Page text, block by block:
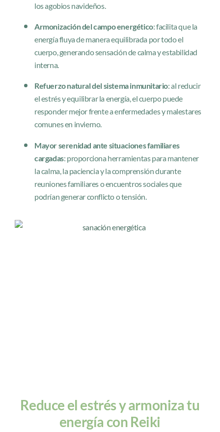
los agobios navideños.
Armonización del campo energético: facilita que la
energía fluya de manera equilibrada por todo el
cuerpo, generando sensación de calma y estabilidad
interna.
Refuerzo natural del sistema inmunitario: al reducir
el estrés y equilibrar la energía, el cuerpo puede
responder mejor frente a enfermedades y malestares
comunes en invierno.
Mayor serenidad ante situaciones familiares
cargadas: proporciona herramientas para mantener
la calma, la paciencia y la comprensión durante
reuniones familiares o encuentros sociales que
podrían generar conflicto o tensión.
Reduce el estrés y armoniza tu
energía con Reiki